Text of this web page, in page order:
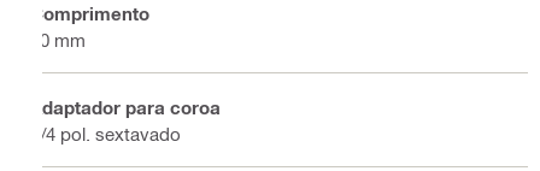
Comprimento
50 mm
Adaptador para coroa
1/4 pol. sextavado